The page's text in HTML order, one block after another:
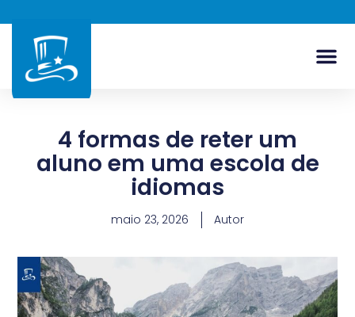
4 formas de reter um
aluno em uma escola de
idiomas
maio 23, 2026 Autor